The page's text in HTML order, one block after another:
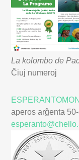
La kolombo de
Ĉiuj numeroj
aperos arĝenta